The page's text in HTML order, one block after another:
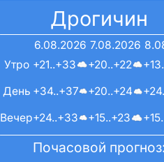
Дрогичин
6.08.2026
+21..+33
+34..+37
+24..+33
7.08.2026
+20..+22
+20..+24
+15..+23
Вечер
День
Утро
Почасовой прогноз: